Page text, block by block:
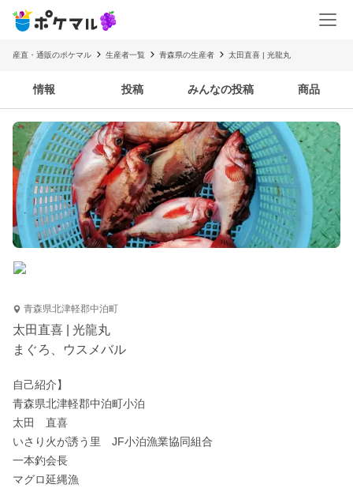
産直・通販のポケマル 生産者一覧 青森県の生産者 太田直喜 | 光龍丸
情報 投稿 みんなの投稿 商品
青森県北津軽郡中泊町
太田直喜 | 光龍丸
まぐろ、ウスメバル
自己紹介】
青森県北津軽郡中泊町小泊
太田　直喜
いさり火が誘う里　JF小泊漁業協同組合
一本釣会長
マグロ延縄漁